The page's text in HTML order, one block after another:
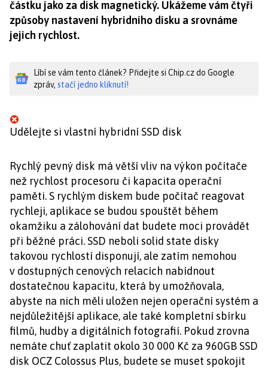
částku jako za disk magnetický. Ukážeme vám čtyři
způsoby nastavení hybridního disku a srovnáme
jejich rychlost.
Líbí se vám tento článek? Přidejte si Chip.cz do Google
zpráv, stačí jedno kliknutí!
Udělejte si vlastní hybridní SSD disk
Rychlý pevný disk má větší vliv na výkon počítače
než rychlost procesoru či kapacita operační
paměti. S rychlým diskem bude počítač reagovat
rychleji, aplikace se budou spouštět během
okamžiku a zálohování dat budete moci provádět
při běžné práci. SSD neboli solid state disky
takovou rychlostí disponují, ale zatím nemohou
v dostupných cenových relacích nabídnout
dostatečnou kapacitu, která by umožňovala,
abyste na nich měli uložen nejen operační systém a
nejdůležitější aplikace, ale také kompletní sbírku
filmů, hudby a digitálních fotografií. Pokud zrovna
nemáte chuť zaplatit okolo 30 000 Kč za 960GB SSD
disk OCZ Colossus Plus, budete se muset spokojit